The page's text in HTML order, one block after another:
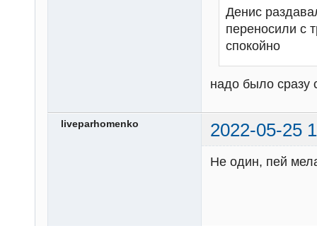
Денис
переносили с
спокойно
надо было сразу
liveparhomenko 2022-05-25
Не один, пей